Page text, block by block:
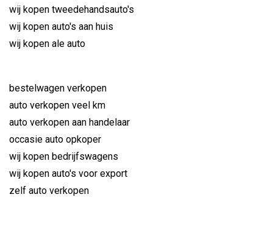
wij kopen tweedehandsauto's
wij kopen auto's aan huis
wij kopen ale auto
bestelwagen verkopen
auto verkopen veel km
auto verkopen aan handelaar
occasie auto opkoper
wij kopen bedrijfswagens
wij kopen auto's voor export
zelf auto verkopen